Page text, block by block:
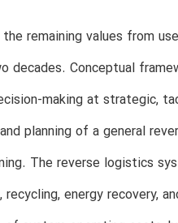
remaining values from
decades. Conceptual
making at strategic,
planning of a general
The reverse logistics
energy recovery,